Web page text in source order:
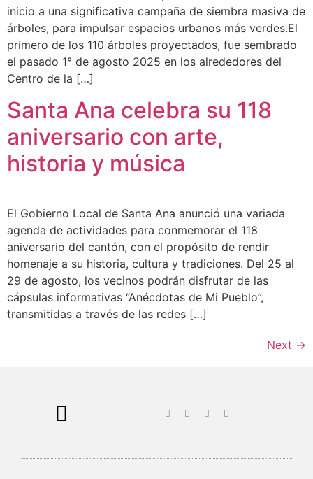
inicio a una significativa campaña de siembra masiva de
árboles, para impulsar espacios urbanos más verdes.El
primero de los 110 árboles proyectados, fue sembrado
el pasado 1° de agosto 2025 en los alrededores del
Centro de la […]
Santa Ana celebra su 118
aniversario con arte,
historia y música
El Gobierno Local de Santa Ana anunció una variada
agenda de actividades para conmemorar el 118
aniversario del cantón, con el propósito de rendir
homenaje a su historia, cultura y tradiciones. Del 25 al
29 de agosto, los vecinos podrán disfrutar de las
cápsulas informativas “Anécdotas de Mi Pueblo”,
transmitidas a través de las redes […]
Next →